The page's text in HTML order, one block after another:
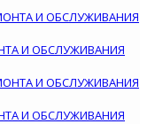
И ОБСЛУЖИВАНИЯ
И ОБСЛУЖИВАНИЯ